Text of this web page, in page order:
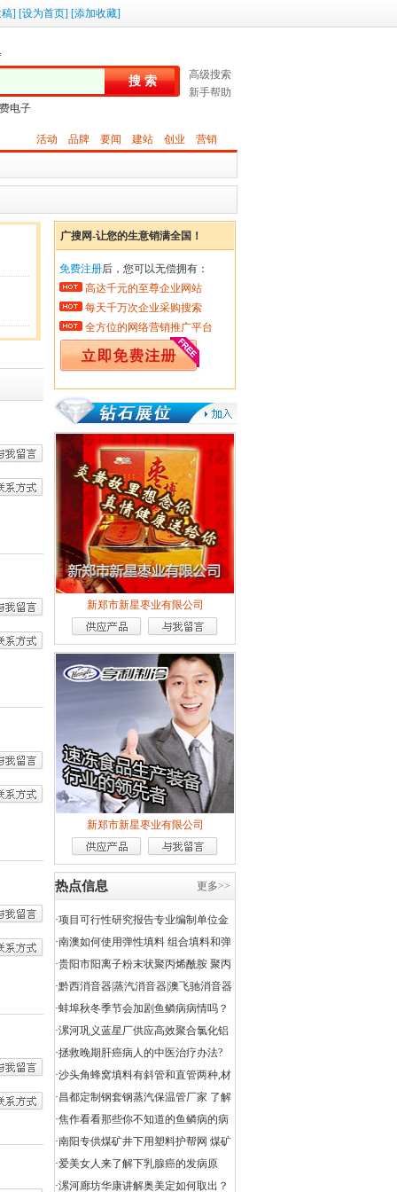
] [设为首页] [添加收藏]
搜 索
高级搜索
新手帮助
电子
活动 品牌 要闻 建站 创业 营销
广搜网-让您的生意销满全国！
免费注册后，您可以无偿拥有：
高达千元的至尊企业网站
每天千万次企业采购搜索
全方位的网络营销推广平台
新郑市新星枣业有限公司
新郑市新星枣业有限公司
热点信息 更多>>
·项目可行性研究报告专业编制单位金
钥匙项目咨询机构
·南澳如何使用弹性填料 组合填料和弹
性填料
·贵阳市阳离子粉末状聚丙烯酰胺 聚丙
烯酰胺物理性质
·黔西消音器|蒸汽消音器|澳飞驰消音器
供应
·蚌埠秋冬季节会加剧鱼鳞病病情吗？
蚌埠她为何被鱼鳞病折磨的如此痛苦
·漯河巩义蓝星厂供应高效聚合氯化铝
铁
·拯救晚期肝癌病人的中医治疗办法?
东莞
·沙头角蜂窝填料有斜管和直管两种,材
质有PP、PVC两 沉淀池底部排泥管安
装
·昌都定制钢套钢蒸汽保温管厂家 了解
工程钢套钢保温管昌都价格
·焦作看看那些你不知道的鱼鳞病的病
因
·南阳专供煤矿井下用塑料护帮网 煤矿
井下用双抗网煤矿井下用塑料护帮网
·爱美女人来了解下乳腺癌的发病原
因?吐鲁番
·漯河廊坊华康讲解奥美定如何取出？